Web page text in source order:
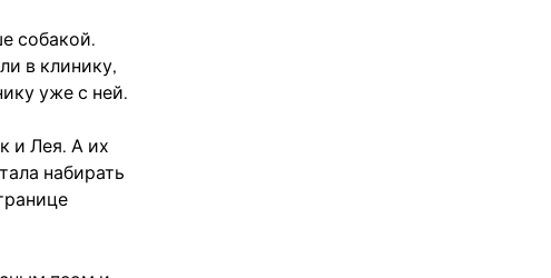
собакой.
в клинику,
уже с ней.
и Лея. А их
набирать